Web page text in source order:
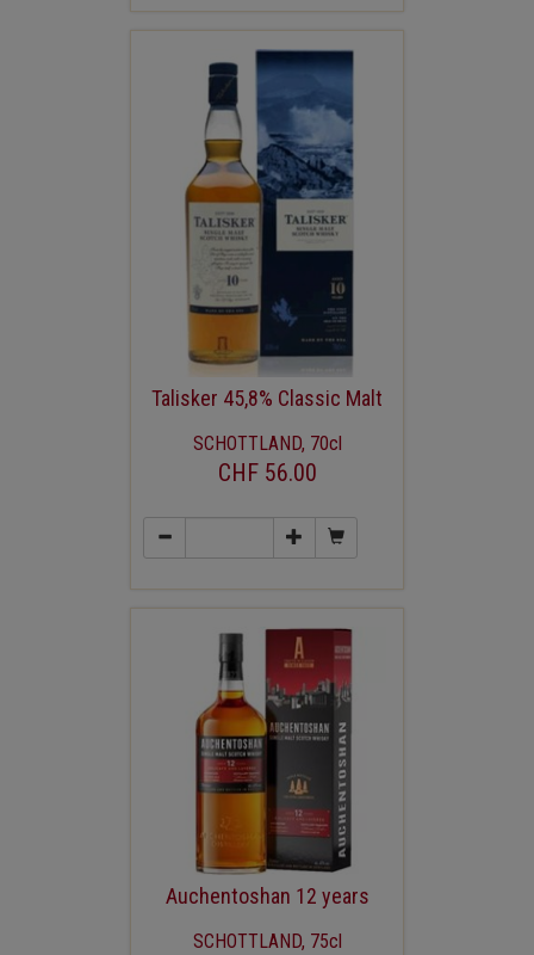
Talisker 45,8% Classic Malt
SCHOTTLAND, 70cl
CHF 56.00
Auchentoshan 12 years
SCHOTTLAND, 75cl